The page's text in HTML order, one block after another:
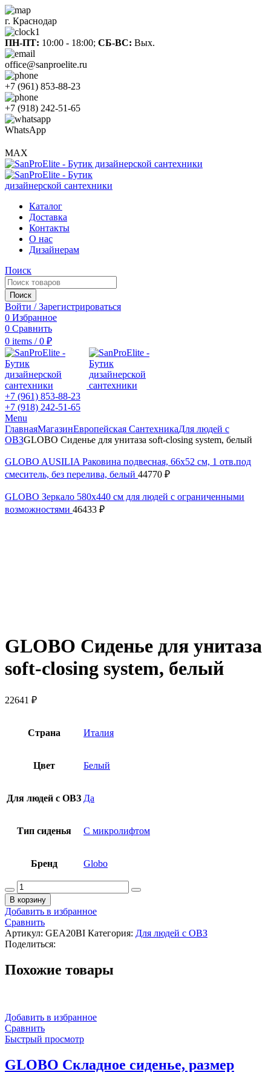
г. Краснодар
ПН-ПТ: 10:00 - 18:00; СБ-ВС: Вых.
office@sanproelite.ru
+7 (961) 853-88-23
+7 (918) 242-51-65
WhatsApp
MAX
Каталог
Доставка
Контакты
О нас
Дизайнерам
Поиск
Поиск
Войти / Зарегистрироваться
0 Избранное
0 Сравнить
0 items / 0 ₽
+7 (961) 853-88-23
+7 (918) 242-51-65
Menu
ГлавнаяМагазинЕвропейская СантехникаДля людей с
ОВЗGLOBO Сиденье для унитаза soft-closing system, белый
GLOBO AUSILIA Раковина подвесная, 66x52 см, 1 отв.под
смеситель, без перелива, белый 44770 ₽
GLOBO Зеркало 580x440 см для людей с ограниченными
возможностями 46433 ₽
GLOBO Сиденье для унитаза
soft-closing system, белый
22641 ₽
Страна Италия
Цвет Белый
Для людей с ОВЗ Да
Тип сиденья С микролифтом
Бренд Globo
Количество
товара
GLOBO
Сиденье
для
унитаза
soft-
system,
В корзину
Добавить в избранное
Сравнить
Артикул: GEA20BI Категория: Для людей с ОВЗ
Поделиться:
Похожие товары
Добавить в избранное
Сравнить
Быстрый просмотр
GLOBO Складное сиденье, размер